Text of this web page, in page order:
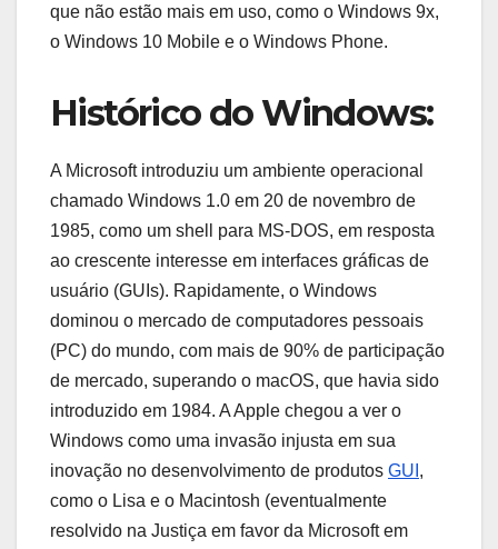
que não estão mais em uso, como o Windows 9x,
o Windows 10 Mobile e o Windows Phone.
Histórico do Windows:
A Microsoft introduziu um ambiente operacional
chamado Windows 1.0 em 20 de novembro de
1985, como um shell para MS-DOS, em resposta
ao crescente interesse em interfaces gráficas de
usuário (GUIs). Rapidamente, o Windows
dominou o mercado de computadores pessoais
(PC) do mundo, com mais de 90% de participação
de mercado, superando o macOS, que havia sido
introduzido em 1984. A Apple chegou a ver o
Windows como uma invasão injusta em sua
inovação no desenvolvimento de produtos GUI ,
como o Lisa e o Macintosh (eventualmente
resolvido na Justiça em favor da Microsoft em